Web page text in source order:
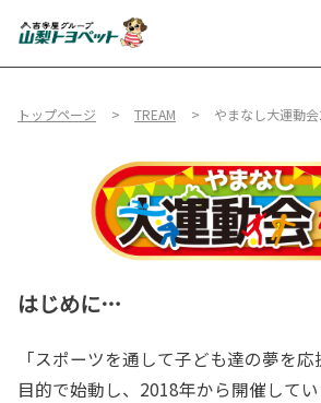
トップページ TREAM やまなし大運動
はじめに…
「スポーツを通して子ども達の夢を
目的で始動し、2018年から開催して